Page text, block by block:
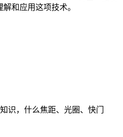
和应用这项技术。
识，什么焦距、光圈、快门